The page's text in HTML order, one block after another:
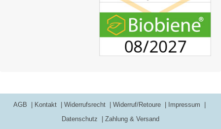
AGB Kontakt Widerrufsrecht Widerruf/Retoure
Impressum
Datenschutz
Zahlung & Versand